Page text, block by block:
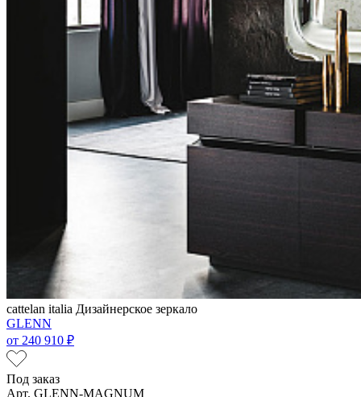
cattelan italia Дизайнерское зеркало
GLENN
от 240 910 ₽
Под заказ
Арт. GLENN-MAGNUM